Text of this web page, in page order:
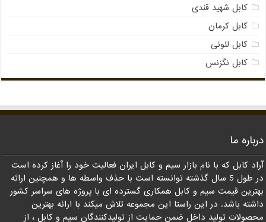
کابل شهید قندی
کابل کرمان
کابل لئونی
کابل نگزنس
درباره ما
آراد کابل که با نام بازار سیم و کابل ایران فعالیت خود را آغاز کرده است
در طول 5 سال گذشته توانسته است با حذف واسطه ها و همچنین ارائه
بهترین قیمت سیم و کابل همکاری گسترده ای با پروژه های سراسر کشور
داشته باشد. در این راستا این مجموعه تلاش میکند با ارائه بهترین
محصولات تولید داخل ضمن حمایت از تولیدکنندگان سیم و کابل ، از